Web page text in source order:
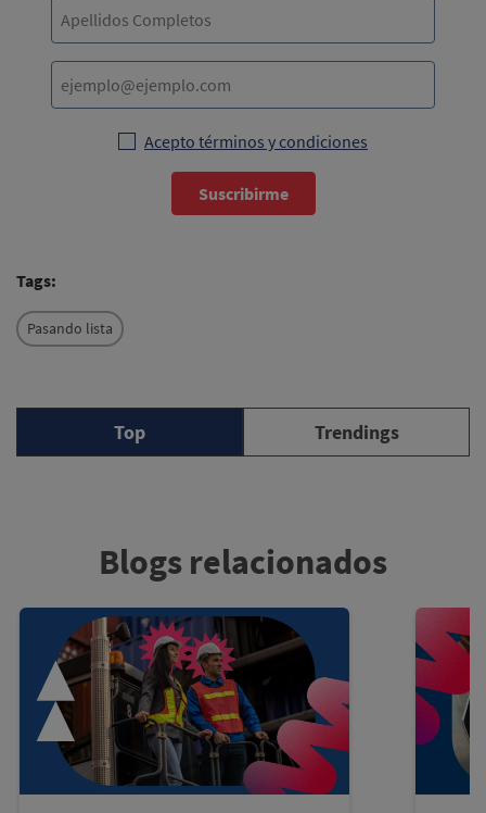
Acepto términos y condiciones
Suscribirme
Tags:
Pasando lista
Top Trendings
Blogs relacionados